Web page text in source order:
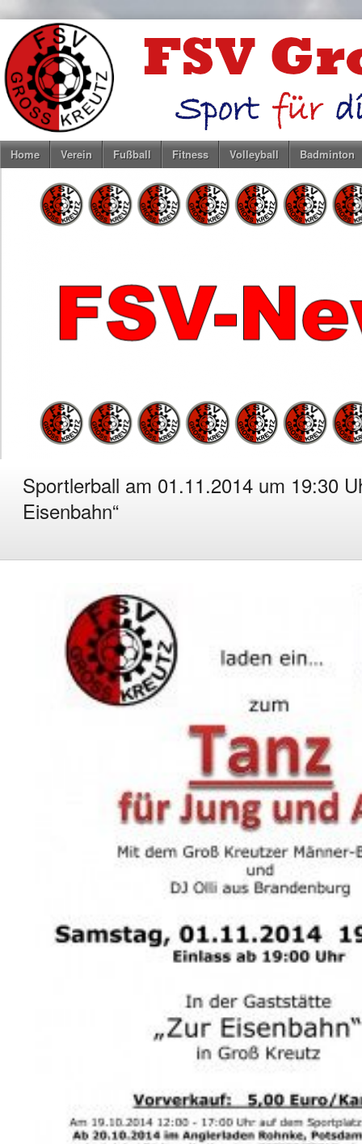
Home Verein Fußball Fitness Volleyball Badminton
Sportlerball am 01.11.2014 um 19:30
Eisenbahn“